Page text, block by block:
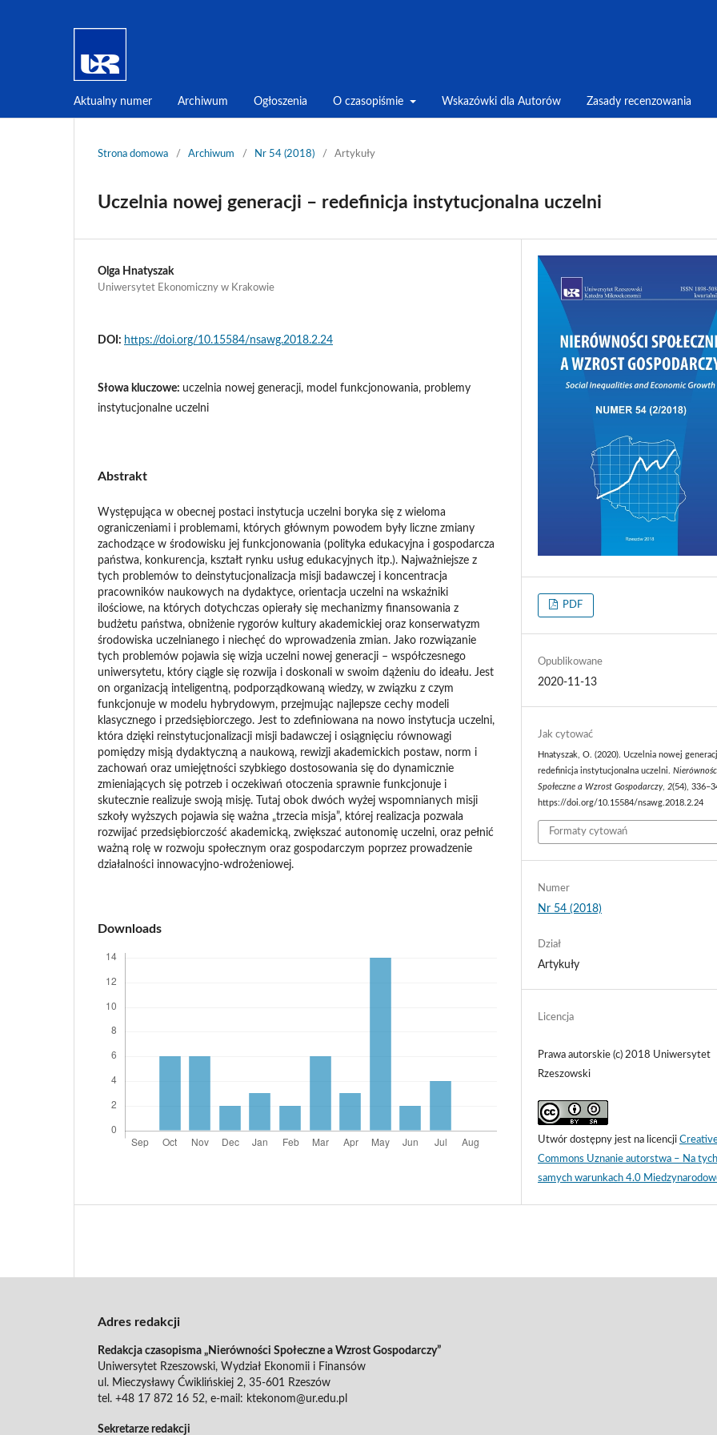
Aktualny numer Archiwum Ogłoszenia O czasopiśmie Wskazówki dla Autorów Zasady recenzowania
Strona domowa / Archiwum / Nr 54 (2018) / Artykuły
Uczelnia nowej generacji – redefinicja instytucjonalna uczelni
Olga Hnatyszak
Uniwersytet Ekonomiczny w Krakowie
DOI: https://doi.org/10.15584/nsawg.2018.2.24
Słowa kluczowe: uczelnia nowej generacji, model funkcjonowania, problemy
instytucjonalne uczelni
Abstrakt
Występująca w obecnej postaci instytucja uczelni boryka się z wieloma
ograniczeniami i problemami, których głównym powodem były liczne zmiany
zachodzące w środowisku jej funkcjonowania (polityka edukacyjna i gospodarcza
państwa, konkurencja, kształt rynku usług edukacyjnych itp.). Najważniejsze z
tych problemów to deinstytucjonalizacja misji badawczej i koncentracja
pracowników naukowych na dydaktyce, orientacja uczelni na wskaźniki
ilościowe, na których dotychczas opierały się mechanizmy finansowania z
budżetu państwa, obniżenie rygorów kultury akademickiej oraz konserwatyzm
środowiska uczelnianego i niechęć do wprowadzenia zmian. Jako rozwiązanie
tych problemów pojawia się wizja uczelni nowej generacji – współczesnego
uniwersytetu, który ciągle się rozwija i doskonali w swoim dążeniu do ideału. Jest
on organizacją inteligentną, podporządkowaną wiedzy, w związku z czym
funkcjonuje w modelu hybrydowym, przejmując najlepsze cechy modeli
klasycznego i przedsiębiorczego. Jest to zdefiniowana na nowo instytucja uczelni,
która dzięki reinstytucjonalizacji misji badawczej i osiągnięciu równowagi
pomiędzy misją dydaktyczną a naukową, rewizji akademickich postaw, norm i
zachowań oraz umiejętności szybkiego dostosowania się do dynamicznie
zmieniających się potrzeb i oczekiwań otoczenia sprawnie funkcjonuje i
skutecznie realizuje swoją misję. Tutaj obok dwóch wyżej wspomnianych misji
szkoły wyższych pojawia się ważna „trzecia misja”, której realizacja pozwala
rozwijać przedsiębiorczość akademicką, zwiększać autonomię uczelni, oraz pełnić
ważną rolę w rozwoju społecznym oraz gospodarczym poprzez prowadzenie
działalności innowacyjno-wdrożeniowej.
Downloads
PDF
Opublikowane
2020-11-13
Jak cytować
Hnatyszak, O. (2020). Uczelnia nowej
redefinicja instytucjonalna uczelni.
Społeczne a Wzrost Gospodarczy,2(54),
https://doi.org/10.15584/nsawg.2018.2.24
Formaty cytowań
Numer
Nr 54 (2018)
Dział
Artykuły
Licencja
Prawa autorskie (c) 2018 Uniwersytet
Rzeszowski
Utwór dostępny jest na licencji
Commons Uznanie autorstwa – Na tych
samych warunkach 4.0
Adres redakcji
Redakcja czasopisma „Nierówności Społeczne a Wzrost Gospodarczy”
Uniwersytet Rzeszowski, Wydział Ekonomii i Finansów
ul. Mieczysławy Ćwiklińskiej 2, 35-601 Rzeszów
tel. +48 17 872 16 52, e-mail: ktekonom@ur.edu.pl
Sekretarze redakcji